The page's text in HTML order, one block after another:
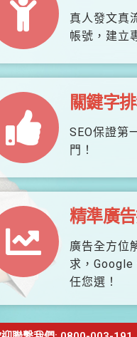
真人發文真
帳號，建立
關鍵字
SEO保證第
門！
精準廣
廣告全方位
求，Google
任您選！